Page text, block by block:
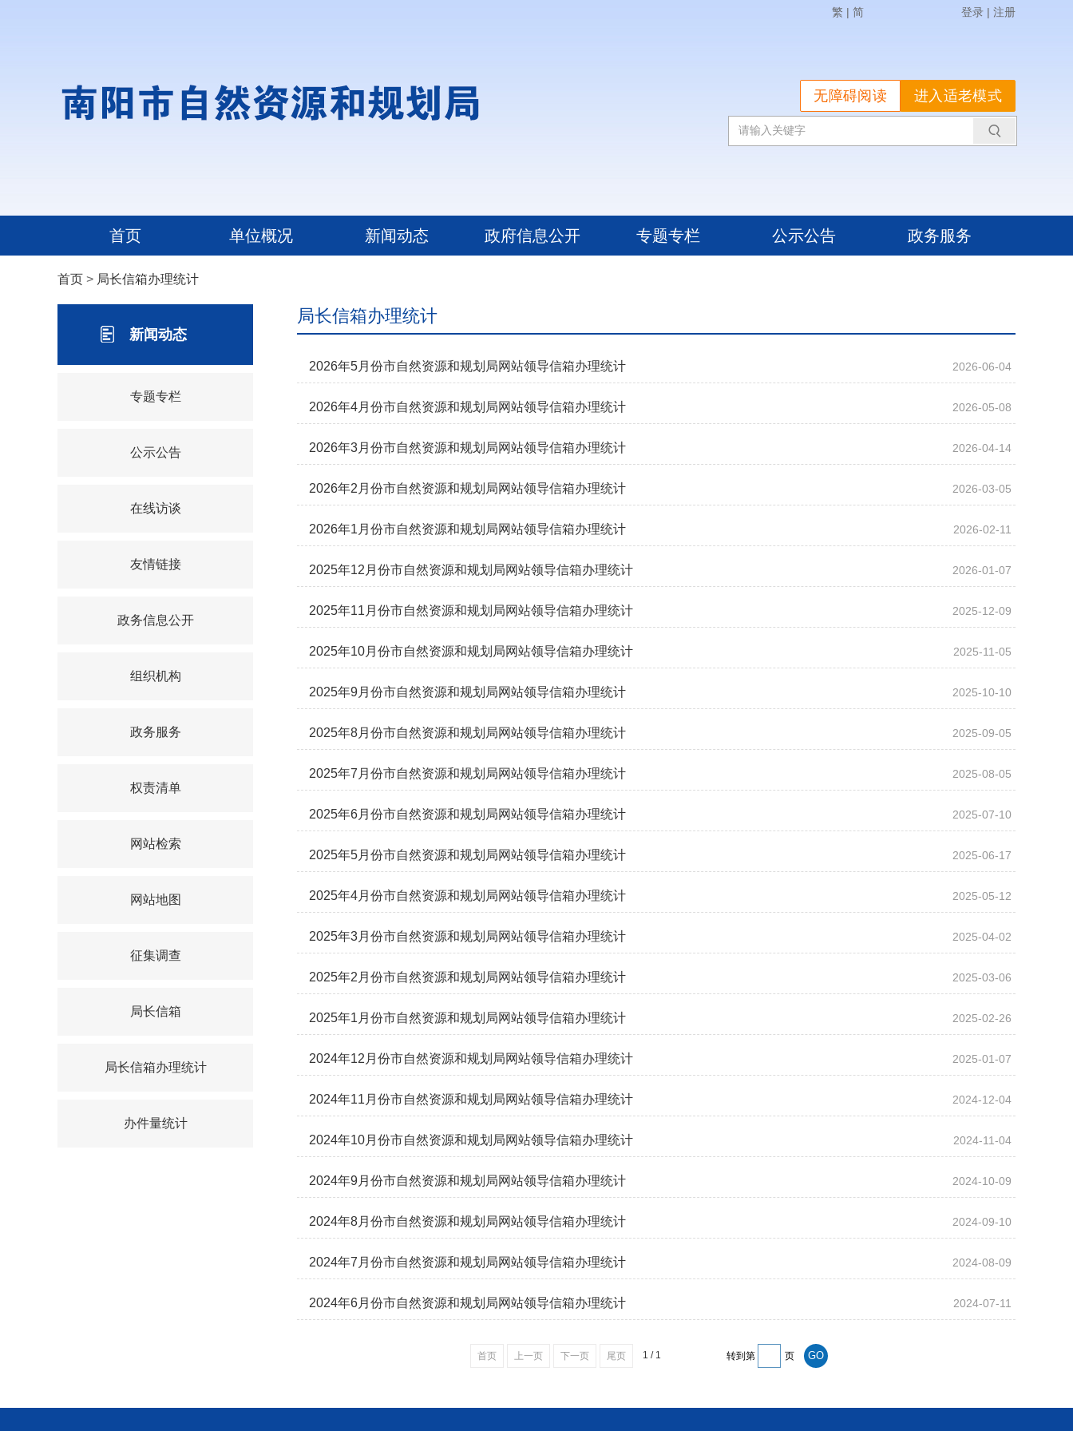
繁 | 简 登录 | 注册
进入适老模式
无障碍阅读
首页 单位概况 新闻动态 政府信息公开 专题专栏 公示公告 政务服务
首页 > 局长信箱办理统计
新闻动态
专题专栏
公示公告
在线访谈
友情链接
政务信息公开
组织机构
政务服务
权责清单
网站检索
网站地图
征集调查
局长信箱
局长信箱办理统计
办件量统计
局长信箱办理统计
2026-06-04
2026年5月份市自然资源和规划局网站领导信箱办理统计
2026-05-08
2026年4月份市自然资源和规划局网站领导信箱办理统计
2026-04-14
2026年3月份市自然资源和规划局网站领导信箱办理统计
2026-03-05
2026年2月份市自然资源和规划局网站领导信箱办理统计
2026-02-11
2026年1月份市自然资源和规划局网站领导信箱办理统计
2026-01-07
2025年12月份市自然资源和规划局网站领导信箱办理统计
2025-12-09
2025年11月份市自然资源和规划局网站领导信箱办理统计
2025-11-05
2025年10月份市自然资源和规划局网站领导信箱办理统计
2025-10-10
2025年9月份市自然资源和规划局网站领导信箱办理统计
2025-09-05
2025年8月份市自然资源和规划局网站领导信箱办理统计
2025-08-05
2025年7月份市自然资源和规划局网站领导信箱办理统计
2025-07-10
2025年6月份市自然资源和规划局网站领导信箱办理统计
2025-06-17
2025年5月份市自然资源和规划局网站领导信箱办理统计
2025-05-12
2025年4月份市自然资源和规划局网站领导信箱办理统计
2025-04-02
2025年3月份市自然资源和规划局网站领导信箱办理统计
2025-03-06
2025年2月份市自然资源和规划局网站领导信箱办理统计
2025-02-26
2025年1月份市自然资源和规划局网站领导信箱办理统计
2025-01-07
2024年12月份市自然资源和规划局网站领导信箱办理统计
2024-12-04
2024年11月份市自然资源和规划局网站领导信箱办理统计
2024-11-04
2024年10月份市自然资源和规划局网站领导信箱办理统计
2024-10-09
2024年9月份市自然资源和规划局网站领导信箱办理统计
2024-09-10
2024年8月份市自然资源和规划局网站领导信箱办理统计
2024-08-09
2024年7月份市自然资源和规划局网站领导信箱办理统计
2024-07-11
2024年6月份市自然资源和规划局网站领导信箱办理统计
首页 上一页 下一页 尾页 1 / 1 转到第 页